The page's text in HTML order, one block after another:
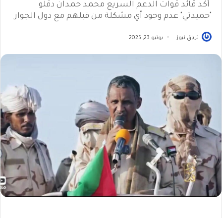
أكد قائد قوات الدعم السريع محمد حمدان دقلو
"حميدتي" عدم وجود أي مشكلة من قبلهم مع دول الجوار
ترياق نيوز يونيو 23, 2025